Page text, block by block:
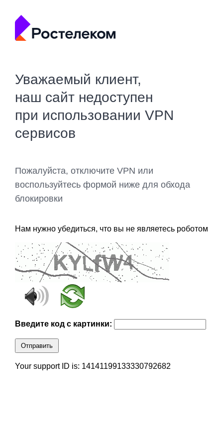
Уважаемый клиент,
наш сайт недоступен
при использовании VPN
сервисов
Пожалуйста, отключите VPN или
воспользуйтесь формой ниже для обхода
блокировки
Нам нужно убедиться, что вы не являетесь роботом
Введите код с картинки:
Отправить
Your support ID is: 14141199133330792682